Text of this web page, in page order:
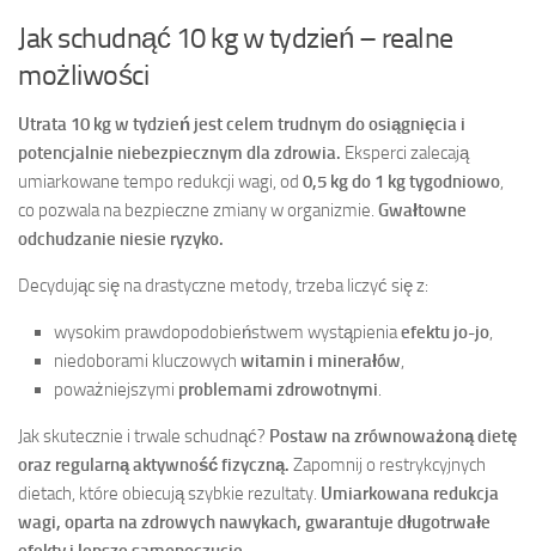
Jak schudnąć 10 kg w tydzień – realne
możliwości
Utrata 10 kg w tydzień jest celem trudnym do osiągnięcia i
potencjalnie niebezpiecznym dla zdrowia. Eksperci zalecają
umiarkowane tempo redukcji wagi, od 0,5 kg do 1 kg tygodniowo,
co pozwala na bezpieczne zmiany w organizmie. Gwałtowne
odchudzanie niesie ryzyko.
Decydując się na drastyczne metody, trzeba liczyć się z:
wysokim prawdopodobieństwem wystąpieniaefektu jo-jo,
niedoborami kluczowych witamin i minerałów,
poważniejszymi problemami zdrowotnymi.
Jak skutecznie i trwale schudnąć? Postaw na zrównoważoną dietę
oraz regularną aktywność fizyczną. Zapomnij o restrykcyjnych
dietach, które obiecują szybkie rezultaty. Umiarkowana redukcja
wagi, oparta na zdrowych nawykach, gwarantuje długotrwałe